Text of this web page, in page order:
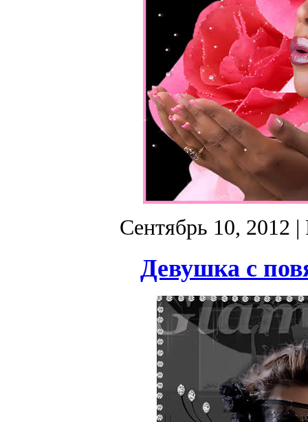
Сентябрь 10, 2012 |
Девушка с